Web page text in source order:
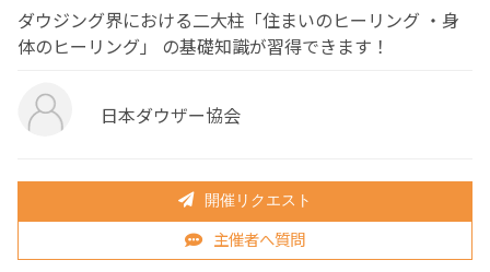
ダウジング界における二大柱「住まいのヒーリング ・身
体のヒーリング」 の基礎知識が習得できます！
日本ダウザー協会
開催リクエスト
主催者へ質問